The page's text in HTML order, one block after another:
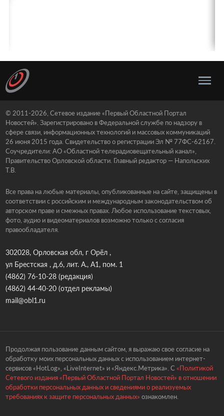
© 2011-2026, Сетевое издание «Первый Областной Портал
Новостей». Зарегистрировано в Федеральной службе по надзору в
сфере связи, информационных технологий и массовых коммуникаций
26 июня 2015 года. Свидетельство о регистрации Эл № 77ФС-62167.
Соучредители: АО «Областной телерадиовещательный канал»,
Правительство Орловской области. Главный редактор — Напольских
Т.В.
Все права на любые материалы, опубликованные на сайте, защищены в
соответствии с российским и международным законодательством об
авторском праве и смежных правах. Любое использование текстовых,
фото, аудио и видеоматериалов возможно только с согласия
правообладателя.
302028, Орловская обл, г Орёл ,
ул Брестская , д.6, лит. А., А1, пом. 1
(4862) 76-10-28(редакция)
(4862) 44-40-20(отдел рекламы)
mail@obl1.ru
Продолжая пользование данным сайтом, я выражаю свое согласие на
обработку моих персональных данных с использованием интернет-
сервисов «HotLog», «LiveInternet» и «Яндекс.Метрика». С «Политикой
Сетевого издания «Первый Областной Портал Новостей» в отношении
обработки персональных данных и сведениями о реализуемых
требованиях к защите персональных данных» ознакомлен.